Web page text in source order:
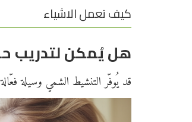
كيف تعمل الاشياء
هل يُمكن لتدريب
قد يُوفّر التنشيط الشمي وسيلة